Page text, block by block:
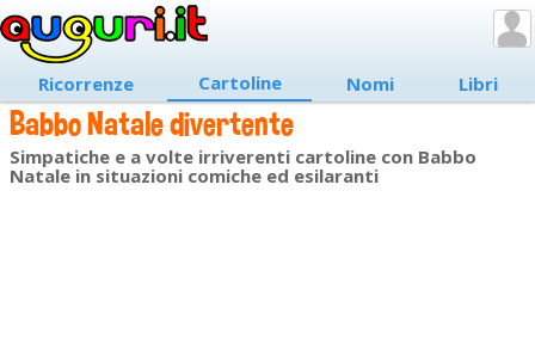
Ricorrenze Cartoline Nomi Libri
Babbo Natale divertente
Simpatiche e a volte irriverenti cartoline con Babbo
Natale in situazioni comiche ed esilaranti